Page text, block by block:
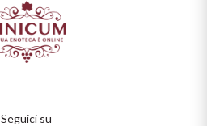
Seguici su